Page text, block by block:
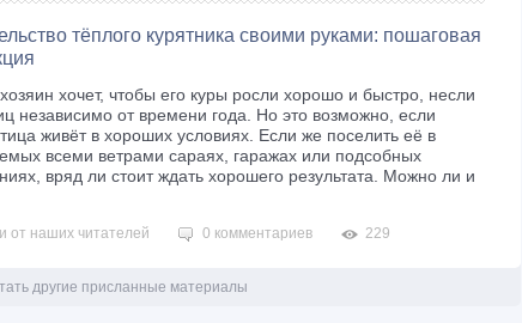
тёплого курятника своими руками: пошаговая
хочет, чтобы его куры росли хорошо и быстро, несли
независимо от времени года. Но это возможно, если
живёт в хороших условиях. Если же поселить её в
всеми ветрами сараях, гаражах или подсобных
вряд ли стоит ждать хорошего результата. Можно ли и
от наших читателей 0 комментариев 229
другие присланные материалы